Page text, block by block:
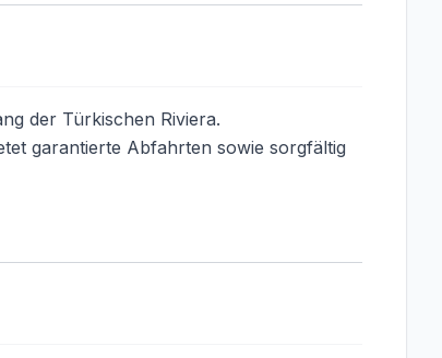
der Türkischen Riviera.
garantierte Abfahrten sowie sorgfältig